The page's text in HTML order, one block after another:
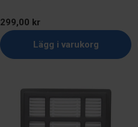
Ordinarie
pris
299,00 kr
Lägg i varukorg